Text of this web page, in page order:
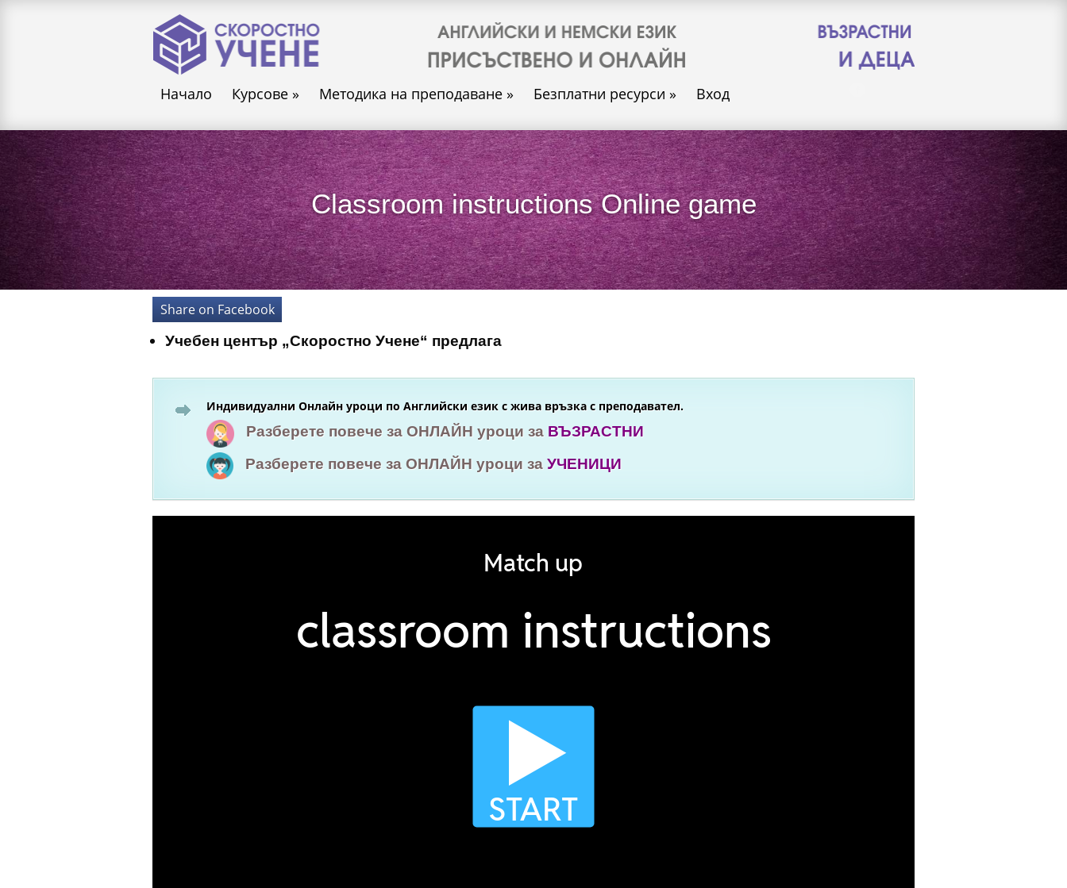
Начало Курсове » Методика на преподаване » Безплатни ресурси » Вход
Classroom instructions Online game
Share on Facebook
Учебен център „Скоростно Учене“ предлага
Индивидуални Онлайн уроци по Английски език с жива връзка с преподавател.
Разберете повече за ОНЛАЙН уроци за ВЪЗРАСТНИ
Разберете повече за ОНЛАЙН уроци за УЧЕНИЦИ